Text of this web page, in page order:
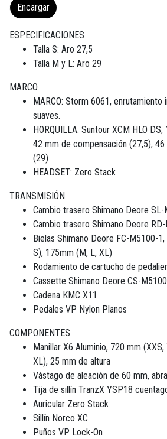
Encargar
ESPECIFICACIONES
Talla S: Aro 27,5
Talla M y L: Aro 29
MARCO
MARCO: Storm 6061, enrutamiento
suaves.
HORQUILLA: Suntour XCM HLO
42 mm de compensación (27,5),
(29)
HEADSET: Zero Stack
TRANSMISIÓN:
Cambio trasero Shimano Deore SL-
Cambio trasero Shimano Deore
Bielas Shimano Deore FC-M5100-
S), 175mm (M, L, XL)
Rodamiento de cartucho de
Cassette Shimano Deore CS-
Cadena KMC X11
Pedales VP Nylon Planos
COMPONENTES
Manillar X6 Aluminio, 720 mm
XL), 25 mm de altura
Vástago de aleación de 60 mm,
Tija de sillín TranzX YSP18
Auricular Zero Stack
Sillín Norco XC
Puños VP Lock-On